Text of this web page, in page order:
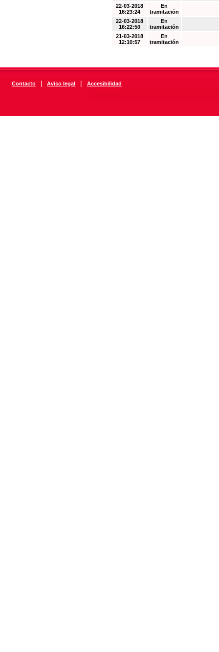
22-03-2018
16:23:24
En
tramitación
22-03-2018
16:22:50
En
tramitación
21-03-2018
12:10:57
En
tramitación
Contacto | Aviso legal | Accesibilidad